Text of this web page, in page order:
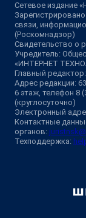
Сетевое издание
связи,
(Роскомнадзор)
Свидетельство о
Учредитель:
«ИНТЕРНЕТ
Главный
Адрес редакции:
6 этаж, телефон 8
(круглосуточно)
Электронный
Контактные
органов:
Техподдержка: